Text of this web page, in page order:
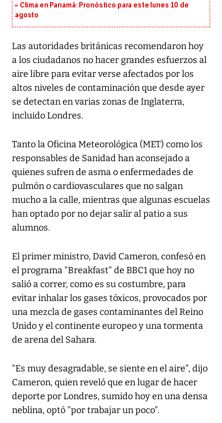
Clima en Panamá: Pronóstico para este lunes 10 de
agosto
Las autoridades británicas recomendaron hoy
a los ciudadanos no hacer grandes esfuerzos al
aire libre para evitar verse afectados por los
altos niveles de contaminación que desde ayer
se detectan en varias zonas de Inglaterra,
incluido Londres.
Tanto la Oficina Meteorológica (MET) como los
responsables de Sanidad han aconsejado a
quienes sufren de asma o enfermedades de
pulmón o cardiovasculares que no salgan
mucho a la calle, mientras que algunas escuelas
han optado por no dejar salir al patio a sus
alumnos.
El primer ministro, David Cameron, confesó en
el programa "Breakfast" de BBC1 que hoy no
salió a correr, como es su costumbre, para
evitar inhalar los gases tóxicos, provocados por
una mezcla de gases contaminantes del Reino
Unido y el continente europeo y una tormenta
de arena del Sahara.
"Es muy desagradable, se siente en el aire", dijo
Cameron, quien reveló que en lugar de hacer
deporte por Londres, sumido hoy en una densa
neblina, optó "por trabajar un poco".